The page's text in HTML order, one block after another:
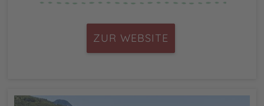
ZUR WEBSITE